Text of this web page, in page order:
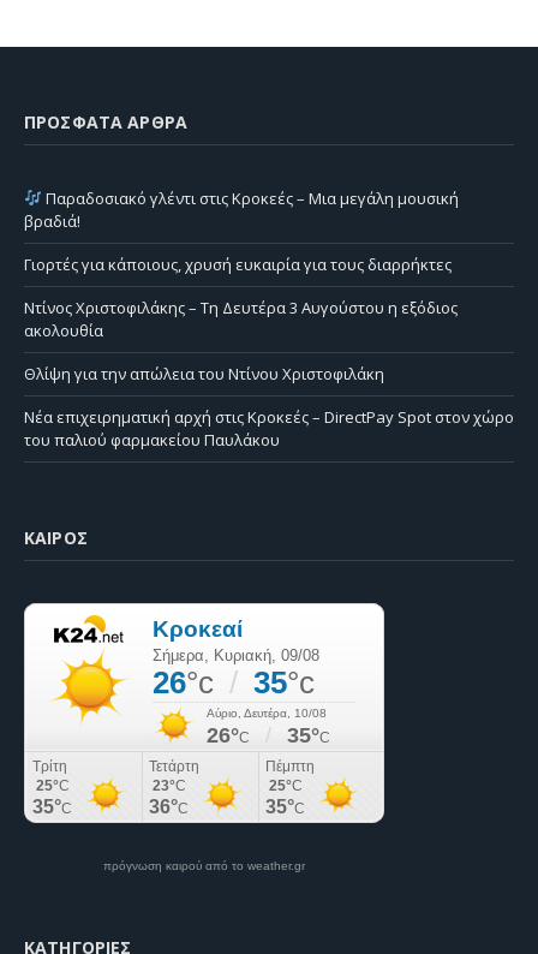
ΠΡΌΣΦΑΤΑ ΆΡΘΡΑ
Παραδοσιακό γλέντι στις Κροκεές – Μια μεγάλη μουσική
βραδιά!
Γιορτές για κάποιους, χρυσή ευκαιρία για τους διαρρήκτες
Ντίνος Χριστοφιλάκης – Τη Δευτέρα 3 Αυγούστου η εξόδιος
ακολουθία
Θλίψη για την απώλεια του Ντίνου Χριστοφιλάκη
Νέα επιχειρηματική αρχή στις Κροκεές – DirectPay Spot στον χώρο
του παλιού φαρμακείου Παυλάκου
ΚΑΙΡΌΣ
πρόγνωση καιρού από το weather.gr
KΑΤΗΓΟΡΊΕΣ